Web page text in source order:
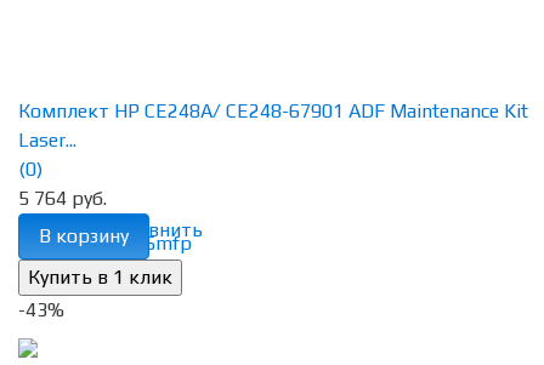
избранное сравнить
Комплект HP CE248A/ CE248-67901 ADF Maintenance Kit
Laser...
(0)
5 764 руб.
В корзину
-43%